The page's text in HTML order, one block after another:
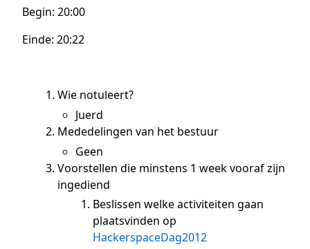
Begin: 20:00
Einde: 20:22
Wie notuleert?
Juerd
Mededelingen van het bestuur
Geen
Voorstellen die minstens 1 week vooraf zijn
ingediend
Beslissen welke activiteiten gaan
plaatsvinden op
HackerspaceDag2012